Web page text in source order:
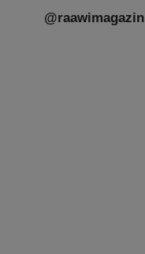
@raawimagazin